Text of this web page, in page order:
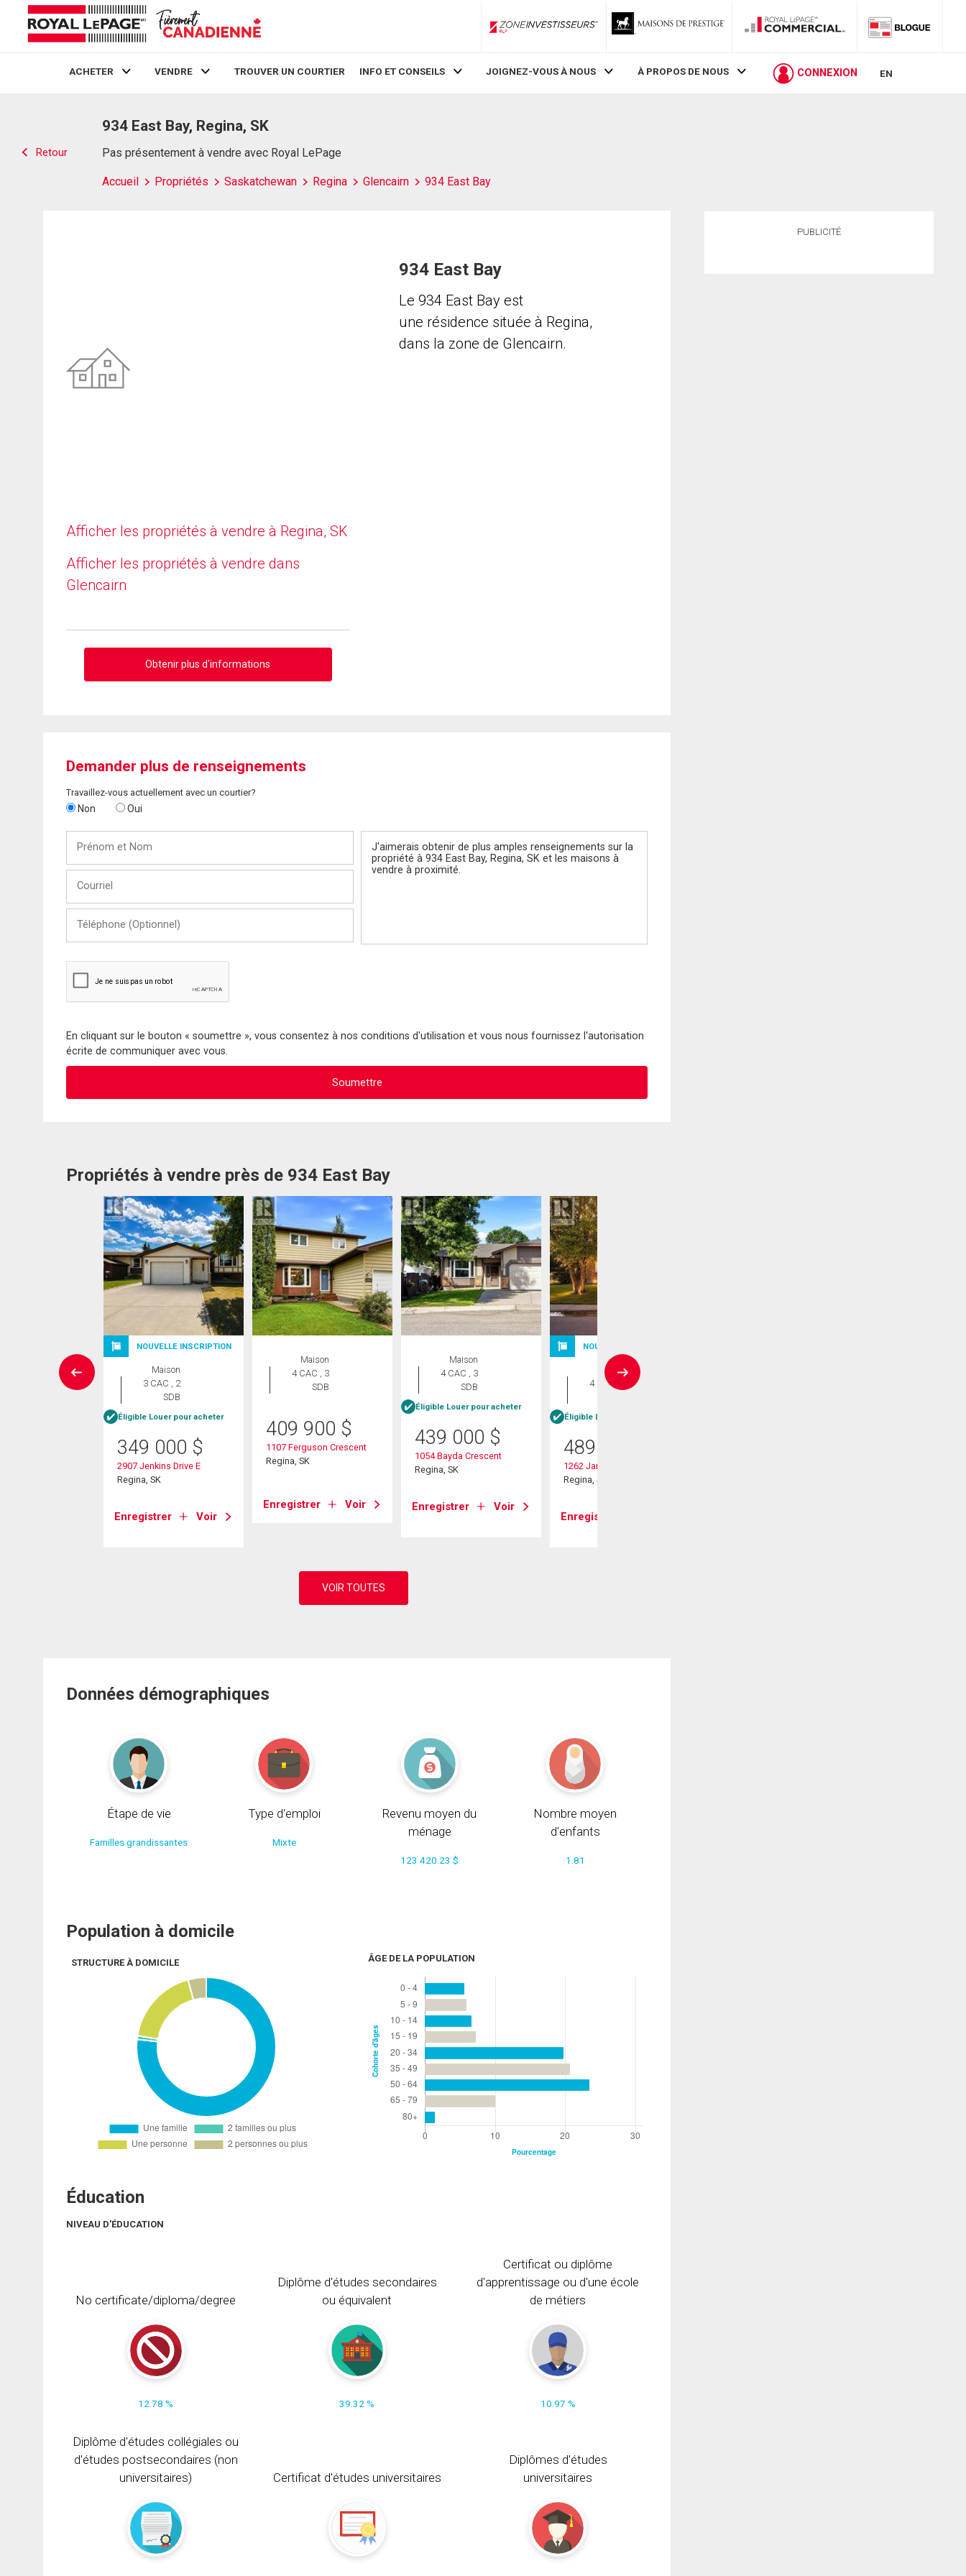
ZoneInvestisseurs RLP
ACHETER VENDRE TROUVER UN COURTIER INFO ET CONSEILS JOIGNEZ-VOUS À NOUS À PROPOS DE NOUS CONNEXION EN
Retour
934 East Bay, Regina, SK
Pas présentement à vendre avec Royal LePage
Accueil Propriétés Saskatchewan Regina Glencairn 934 East Bay
Afficher les propriétés à vendre à Regina, SK
Afficher les propriétés à vendre dans
Glencairn
Obtenir plus d'informations
934 East Bay
Le 934 East Bay est
une résidence située à Regina,
dans la zone de Glencairn.
Demander plus de renseignements
Travaillez-vous actuellement avec un courtier?
Non Oui
Nom
(Optionnel)
En cliquant sur le bouton « soumettre », vous consentez à nos conditions d'utilisation et vous nous fournissez l'autorisation
écrite de communiquer avec vous.
Propriétés à vendre près de 934 East Bay
NOUVELLE INSCRIPTION
Maison
3 CAC , 2
SDB
Éligible Louer pour acheter
349 000 $
2907 Jenkins Drive E
Regina, SK
Enregistrer Voir
Maison
4 CAC , 3
SDB
409 900 $
1107 Ferguson Crescent
Regina, SK
Enregistrer Voir
Maison
4 CAC , 3
SDB
Éligible Louer pour acheter
439 000 $
1054 Bayda Crescent
Regina, SK
Enregistrer Voir
NOUVELLE INSCRIPTION
Maison
4 CAC , 3
Éligible Louer pour acheter
489 900
1262 James Crescent
Regina, SK
Enregistrer
Données démographiques
Étape de vie
Familles grandissantes
Type d'emploi
Mixte
Revenu moyen du
ménage
123 420.23 $
Nombre moyen
d'enfants
1.81
Population à domicile
STRUCTURE À DOMICILE ÂGE DE LA POPULATION
Éducation
NIVEAU D'ÉDUCATION
No certificate/diploma/degree
12.78 %
Diplôme d'études secondaires
ou équivalent
39.32 %
Certificat ou diplôme
d'apprentissage ou d'une école
de métiers
10.97 %
Diplôme d'études collégiales ou
d'études postsecondaires (non
universitaires)
Certificat d'études universitaires
Diplômes d'études
universitaires
PUBLICITÉ